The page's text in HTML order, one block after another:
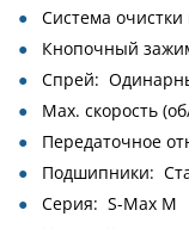
Система очистки
Кнопочный
Спрей:
Max. скорость
Передаточное
Подшипники:
Серия: S-Max M